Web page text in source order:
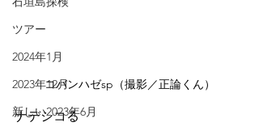
ツアー
2024年1月
2023年12月
新しい2023年6月
コバンハゼsp（撮影／正論くん）
ナデシコる